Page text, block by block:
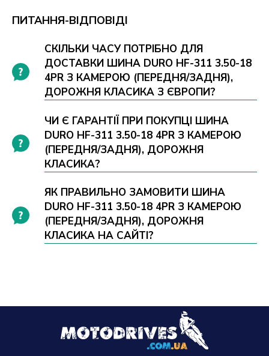
ПИТАННЯ-ВІДПОВІДІ
СКІЛЬКИ ЧАСУ ПОТРІБНО ДЛЯ
ДОСТАВКИ ШИНА DURO HF-311 3.50-18
4PR З КАМЕРОЮ (ПЕРЕДНЯ/ЗАДНЯ),
ДОРОЖНЯ КЛАСИКА З ЄВРОПИ?
ЧИ Є ГАРАНТІЇ ПРИ ПОКУПЦІ ШИНА
DURO HF-311 3.50-18 4PR З КАМЕРОЮ
(ПЕРЕДНЯ/ЗАДНЯ), ДОРОЖНЯ
КЛАСИКА?
ЯК ПРАВИЛЬНО ЗАМОВИТИ ШИНА
DURO HF-311 3.50-18 4PR З КАМЕРОЮ
(ПЕРЕДНЯ/ЗАДНЯ), ДОРОЖНЯ
КЛАСИКА НА САЙТІ?